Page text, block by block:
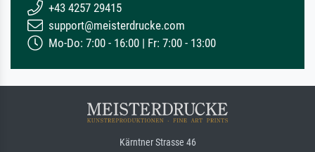
+43 4257 29415
support@meisterdrucke.com
Mo-Do: 7:00 - 16:00 | Fr: 7:00 - 13:00
Kärntner Strasse 46